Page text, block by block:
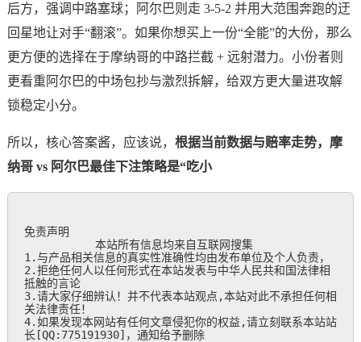
后方，强调中路塞球；阿尔巴则走 3-5-2 并用大范围奔跑的迂
回星地让对手“翻滚”。如果你想买上一份“全能”的大份，那么
更方便的选择在于摩纳哥的中路拦截 + 远射潜力。小份者则
更看重阿尔巴的中场包抄与激烈拆解，给双方更大量进攻解
锁稳定小分。
所以，核心答案酱，应该说， 根据当前数据与赔率走势，摩
纳哥 vs 阿尔巴最佳下注策略是“吃小
免责声明
本站所有信息均来自互联网搜集
1.与产品相关信息的真实性准确性均由发布单位及个人负责，
2.拒绝任何人以任何形式在本站发表与中华人民共和国法律相
抵触的言论
3.请大家仔细辨认！并不代表本站观点,本站对此不承担任何相
关法律责任！
4.如果发现本网站有任何文章侵犯你的权益,请立刻联系本站站
长[QQ:775191930]，通知给予删除